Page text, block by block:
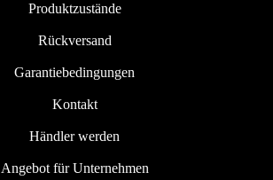
Produktzustände
Rückversand
Garantiebedingungen
Kontakt
Händler werden
Angebot für Unternehmen